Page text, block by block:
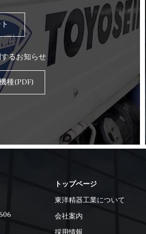
るお知らせ
種(PDF)
トップページ
東洋精器工業について
会社案内